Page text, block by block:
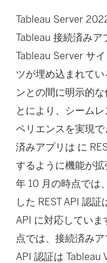
Tableau Server
Tableau 接続済みア
Tableau Server サ
ツが埋め込まれて
ンとの間に明示的
とにより、シーム
ペリエンスを実現
済みアプリは に
するように機能が
年 10 月の時点では
した REST API 認
API に対応してい
点では、接続済み
API 認証は Tableau